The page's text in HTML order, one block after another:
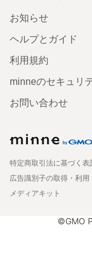
お知らせ
ヘルプとガイド
利用規約
minneのセキュリ
お問い合わせ
特定商取引法に基づく表
広告識別子の取得・利用
メディアキット
©GMO